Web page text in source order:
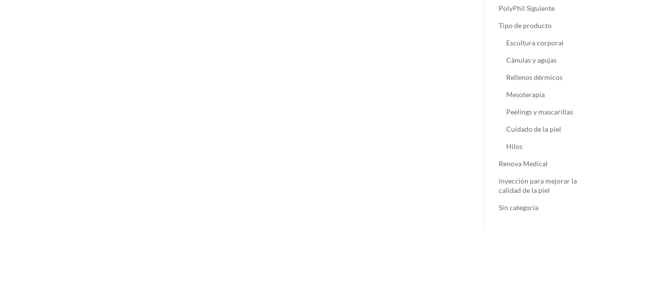
PolyPhil Siguiente
Tipo de producto
Escultura corporal
Cánulas y agujas
Rellenos dérmicos
Mesoterapia
Peelings y mascarillas
Cuidado de la piel
Hilos
Renova Medical
inyección para mejorar la
calidad de la piel
Sin categoría